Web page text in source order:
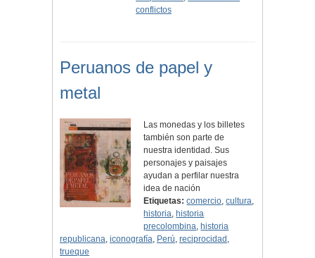
conflictos
Peruanos de papel y
metal
Las monedas y los billetes
también son parte de
nuestra identidad. Sus
personajes y paisajes
ayudan a perfilar nuestra
idea de nación
Etiquetas: comercio,cultura,
historia, historia
precolombina, historia
republicana, iconografía, Perú, reciprocidad ,
trueque